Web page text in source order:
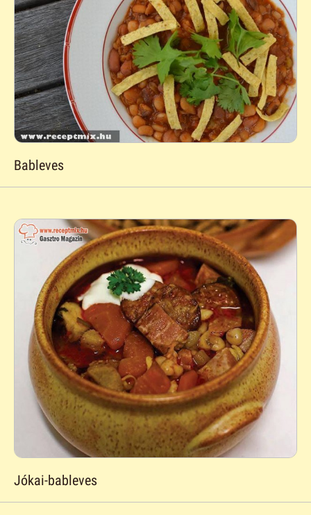
Bableves
Jókai-bableves